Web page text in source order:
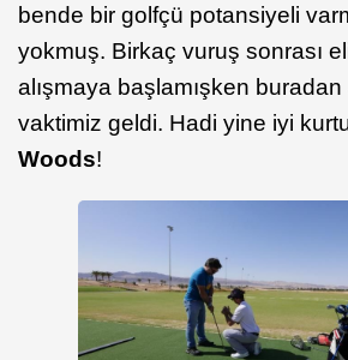
bende bir golfçü potansiyeli
yokmuş. Birkaç vuruş sonrası
alışmaya başlamışken buradan
vaktimiz geldi. Hadi yine iyi
Woods!